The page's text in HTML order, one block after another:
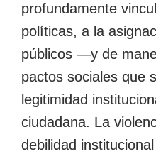
profundamente
políticas, a la
públicos ―y de
pactos sociales que
legitimidad
ciudadana. La
debilidad